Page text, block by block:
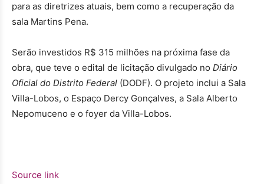
para as diretrizes atuais, bem como a recuperação da
sala Martins Pena.
Serão investidos R$ 315 milhões na próxima fase da
obra, que teve o edital de licitação divulgado no Diário
Oficial do Distrito Federal (DODF). O projeto inclui a Sala
Villa-Lobos, o Espaço Dercy Gonçalves, a Sala Alberto
Nepomuceno e o foyer da Villa-Lobos.
Source link